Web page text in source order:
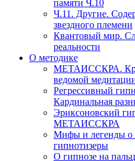
памяти Ч.10
Ч.11. Другие.
звездного племени
Квантовый мир.
реальности
О методике
МЕТАИССКРА.
ведомой
Регрессивный
Кардинальная
Эриксоновский
МЕТАИССКРА
Мифы и легенды о
гипнотизеры
О гипнозе на